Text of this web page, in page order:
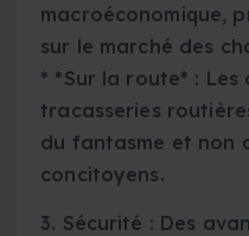
macroéconomique,
sur le marché des
* *Sur la route* : Les
tracasseries
du fantasme et non
concitoyens.
3. Sécurité : Des